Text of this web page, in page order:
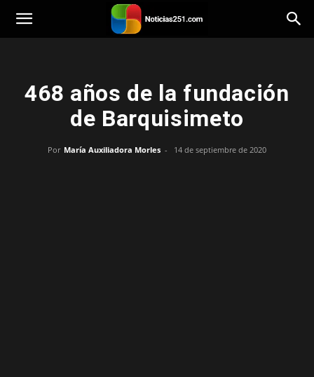
Noticias251
468 años de la fundación
de Barquisimeto
Por María Auxiliadora Morles - 14 de septiembre de 2020